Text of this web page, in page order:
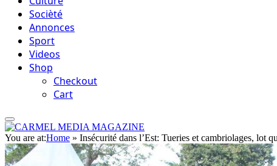
Socièté
Annonces
Sport
Videos
Shop
Checkout
Cart
You are at:Home » Insécurité dans l’Est: Tueries et cambriolages, lot